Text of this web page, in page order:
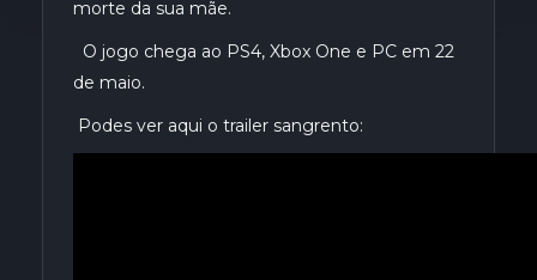
morte da sua mãe.
O jogo chega ao PS4, Xbox One e PC em 22
de maio.
Podes ver aqui o trailer sangrento: